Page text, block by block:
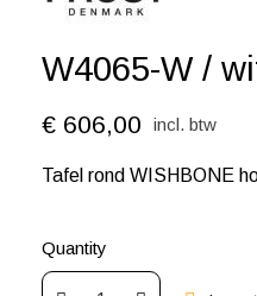
W4065-W /
€ 606,00 incl. btw
Tafel rond WISHBONE
Quantity